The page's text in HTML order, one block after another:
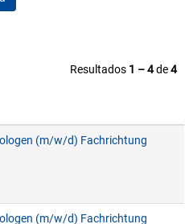
Resultados 1 – 4de4
(m/w/d) Fachrichtung
(m/w/d) Fachrichtung